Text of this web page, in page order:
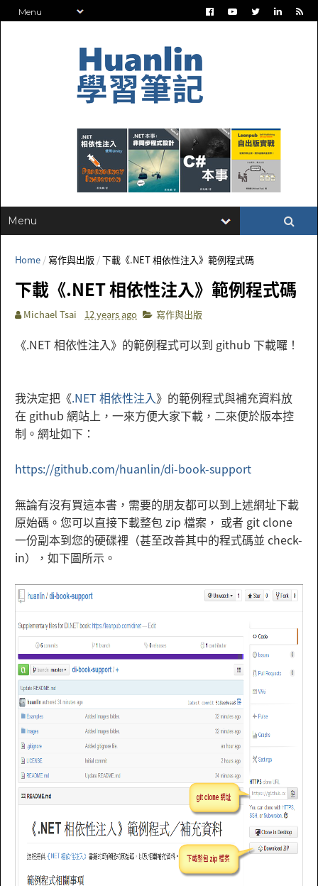
Home /寫作與出版 /下載《.NET 相依性注入》範例程式碼
下載《.NET 相依性注入》範例程式碼
Michael Tsai 12 years ago 寫作與出版
《.NET 相依性注入》的範例程式可以到 github 下載囉！
我決定把《.NET 相依性注入》的範例程式與補充資料放
在 github 網站上，一來方便大家下載，二來便於版本控
制。網址如下：
https://github.com/huanlin/di-book-support
無論有沒有買這本書，需要的朋友都可以到上述網址下載
原始碼。您可以直接下載整包 zip 檔案， 或者 git clone
一份副本到您的硬碟裡（甚至改善其中的程式碼並 check-
in），如下圖所示。